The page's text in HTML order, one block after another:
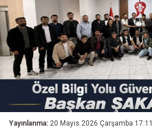
Yayınlanma: 20 Mayıs 2026 Çarşamba 17:11